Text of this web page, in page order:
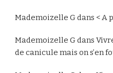
Mademoizelle Gdans < A
Mademoizelle Gdans
de canicule mais on s’en